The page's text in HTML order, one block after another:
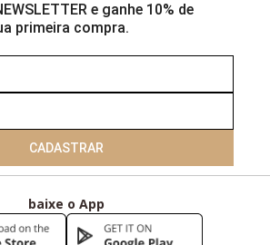
e ganhe 10% de
primeira compra.
CADASTRAR
baixe o App